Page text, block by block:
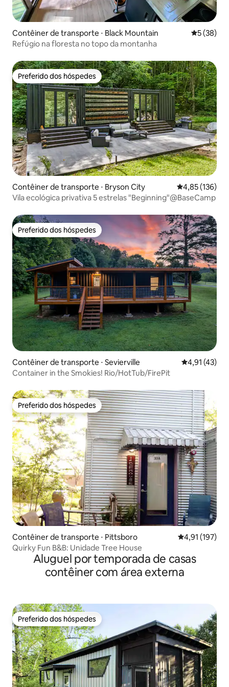
Contêiner de transporte ⋅ Black Mountain 5 de uma
5 (38)
Refúgio na floresta no topo da montanha
Preferido dos hóspedes
Preferido dos hóspedes
Contêiner de transporte ⋅ Bryson City 4,85 de uma
4,85 (136)
Vila ecológica privativa 5 estrelas "Beginning"@BaseCamp
Preferido dos hóspedes
Preferido dos hóspedes
Contêiner de transporte ⋅ Sevierville 4,91 de uma
4,91 (43)
Container in the Smokies! Rio/HotTub/FirePit
Preferido dos hóspedes
Preferido dos hóspedes
Contêiner de transporte ⋅ Pittsboro 4,91 de uma
4,91 (197)
Quirky Fun B&B: Unidade Tree House
Aluguel por temporada de casas
contêiner com área externa
Preferido dos hóspedes
Preferido dos hóspedes